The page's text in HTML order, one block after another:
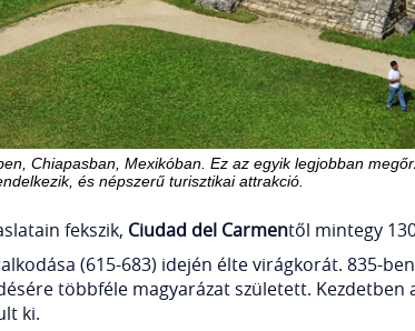
Chiapasban, Mexikóban. Ez az egyik legjobban
és népszerű turisztikai attrakció.
fekszik, Ciudad del Carmentől mintegy
(615-683) idején élte virágkorát. 835-
többféle magyarázat született. Kezdetben
ki.